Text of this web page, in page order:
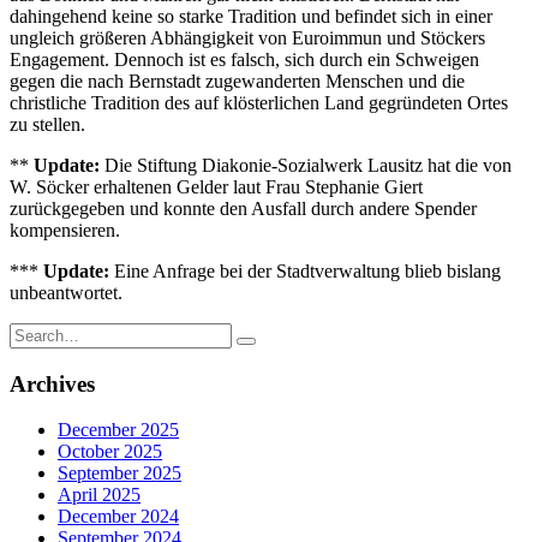
dahingehend keine so starke Tradition und befindet sich in einer
ungleich größeren Abhängigkeit von Euroimmun und Stöckers
Engagement. Dennoch ist es falsch, sich durch ein Schweigen
gegen die nach Bernstadt zugewanderten Menschen und die
christliche Tradition des auf klösterlichen Land gegründeten Ortes
zu stellen.
** Update: Die Stiftung Diakonie-Sozialwerk Lausitz hat die von
W. Söcker erhaltenen Gelder laut Frau Stephanie Giert
zurückgegeben und konnte den Ausfall durch andere Spender
kompensieren.
*** Update: Eine Anfrage bei der Stadtverwaltung blieb bislang
unbeantwortet.
Search
for:
Archives
December 2025
October 2025
September 2025
April 2025
December 2024